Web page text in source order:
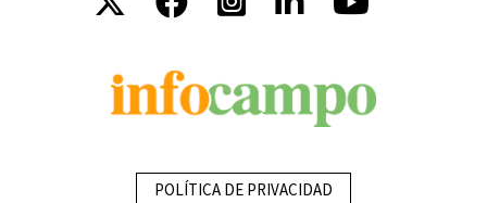
POLÍTICA DE PRIVACIDAD